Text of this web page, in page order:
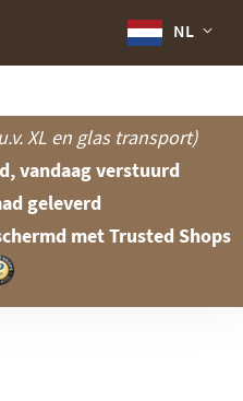
NL
XL en glas transport)
vandaag verstuurd
geleverd
met Trusted Shops